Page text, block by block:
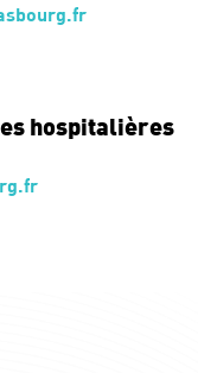
hospitalières